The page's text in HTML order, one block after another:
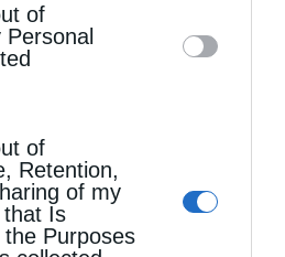
third parties.
of
Personal
of
Retention,
of my
that Is
Purposes
Ιωνίας, Φιλαδελφείας,
ΓΑΒΡΙΗΛ